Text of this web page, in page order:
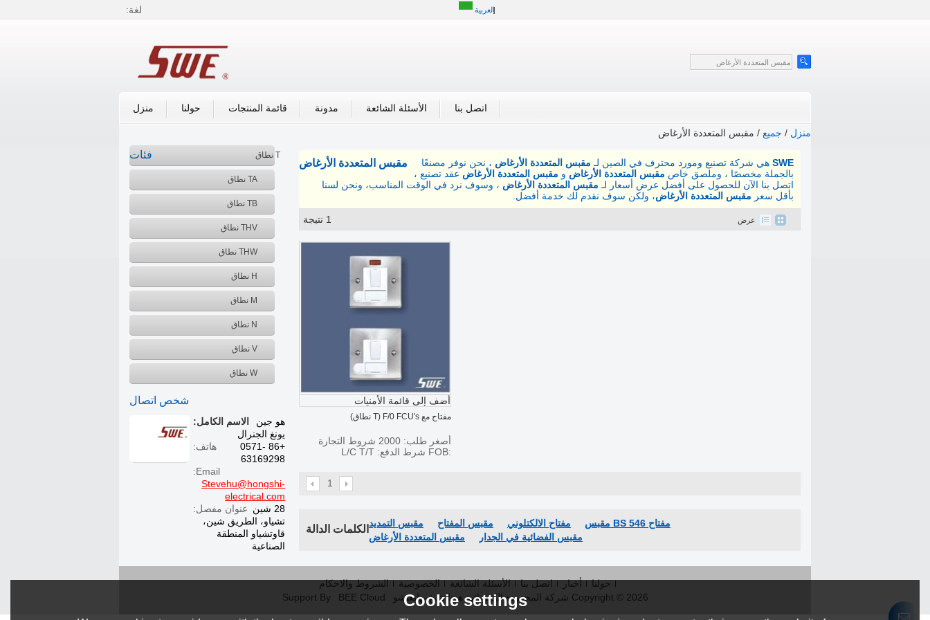
لغة: العربية
منزل حولنا قائمة المنتجات مدونة الأسئلة الشائعة اتصل بنا
منزل / جميع / مقبس المتعددة الأرغاض
فئات T نطاق
TA نطاق
TB نطاق
THV نطاق
THW نطاق
H نطاق
M نطاق
N نطاق
V نطاق
W نطاق
شخص اتصال
الاسم الكامل:
هو جين
يونغ الجنرال
هاتف:
+86 0571-
63169298
Email:
Stevehu@hongshi-
electrical.com
عنوان مفصل: 28 شين
تشياو، الطريق شين،
قاوتشياو المنطقة
الصناعية
مقبس المتعددة الأرغاض SWE هي شركة تصنيع ومورد محترف في الصين لـ مقبس المتعددة الأرغاض ، نحن نوفر مصنعًا
بالجملة مخصصًا ، وملصق خاص مقبس المتعددة الأرغاض و مقبس المتعددة الأرغاض عقد تصنيع ،
اتصل بنا الآن للحصول على أفضل عرض أسعار لـ مقبس المتعددة الأرغاض ، وسوف نرد في الوقت المناسب، ونحن لسنا
بأقل سعر مقبس المتعددة الأرغاض، ولكن سوف نقدم لك خدمة أفضل.
1 نتيجة عرض
أضف إلى قائمة الأمنيات
مفتاح مع F/0 FCU′s (T نطاق)
أصغر طلب: 2000 شروط التجارة
:FOB شرط الدفع: L/C T/T
1
الكلمات الدالة مقبس التمديد مقبس المفتاح مفتاح الالكتلوني
مفتاح BS 546 مقبس
مقبس المتعددة الأرغاض
مقبس الفضائية في الجدار
حولنا أخبار اتصل بنا الأسئلة الشائعة الخصوصية
الشروط والاحكام
Copyright © 2026 شركة المحدودة الكهربائية هونا شيغ بهانغتشو BEE Cloud Cookie settings